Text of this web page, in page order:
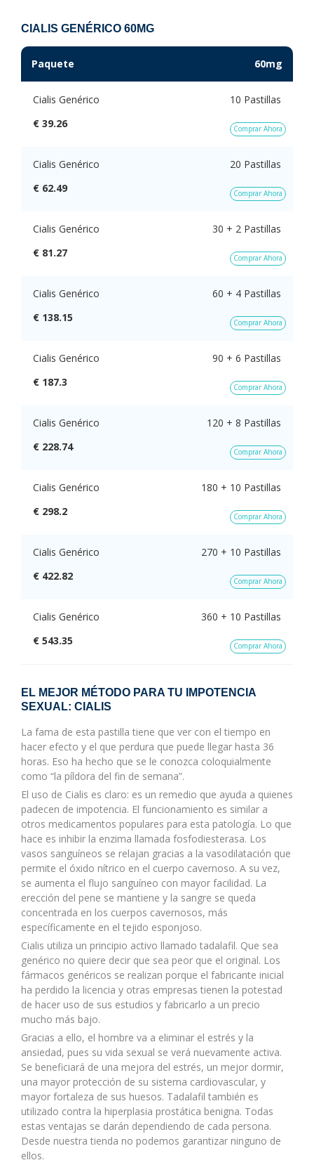
CIALIS GENÉRICO 60MG
Paquete 60mg
Cialis Genérico
10 Pastillas
€ 39.26
Comprar Ahora
Cialis Genérico
20 Pastillas
€ 62.49
Comprar Ahora
Cialis Genérico
30 + 2 Pastillas
€ 81.27
Comprar Ahora
Cialis Genérico
60 + 4 Pastillas
€ 138.15
Comprar Ahora
Cialis Genérico
90 + 6 Pastillas
€ 187.3
Comprar Ahora
Cialis Genérico
120 + 8 Pastillas
€ 228.74
Comprar Ahora
Cialis Genérico
180 + 10 Pastillas
€ 298.2
Comprar Ahora
Cialis Genérico
270 + 10 Pastillas
€ 422.82
Comprar Ahora
Cialis Genérico
360 + 10 Pastillas
€ 543.35
Comprar Ahora
EL MEJOR MÉTODO PARA TU IMPOTENCIA
SEXUAL: CIALIS
La fama de esta pastilla tiene que ver con el tiempo en
hacer efecto y el que perdura que puede llegar hasta 36
horas. Eso ha hecho que se le conozca coloquialmente
como “la píldora del fin de semana”.
El uso de Cialis es claro: es un remedio que ayuda a quienes
padecen de impotencia. El funcionamiento es similar a
otros medicamentos populares para esta patología. Lo que
hace es inhibir la enzima llamada fosfodiesterasa. Los
vasos sanguíneos se relajan gracias a la vasodilatación que
permite el óxido nítrico en el cuerpo cavernoso. A su vez,
se aumenta el flujo sanguíneo con mayor facilidad. La
erección del pene se mantiene y la sangre se queda
concentrada en los cuerpos cavernosos, más
específicamente en el tejido esponjoso.
Cialis utiliza un principio activo llamado tadalafil. Que sea
genérico no quiere decir que sea peor que el original. Los
fármacos genéricos se realizan porque el fabricante inicial
ha perdido la licencia y otras empresas tienen la potestad
de hacer uso de sus estudios y fabricarlo a un precio
mucho más bajo.
Gracias a ello, el hombre va a eliminar el estrés y la
ansiedad, pues su vida sexual se verá nuevamente activa.
Se beneficiará de una mejora del estrés, un mejor dormir,
una mayor protección de su sistema cardiovascular, y
mayor fortaleza de sus huesos. Tadalafil también es
utilizado contra la hiperplasia prostática benigna. Todas
estas ventajas se darán dependiendo de cada persona.
Desde nuestra tienda no podemos garantizar ninguno de
ellos.